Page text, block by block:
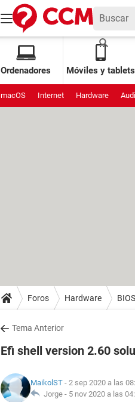
Ordenadores Móviles y tablets
macOS Internet Hardware
Foros Hardware BIOS
Tema Anterior
Efi shell version 2.60
MaikolST - 2 sep 2020 a las
Jorge - 5 nov 2020 a las